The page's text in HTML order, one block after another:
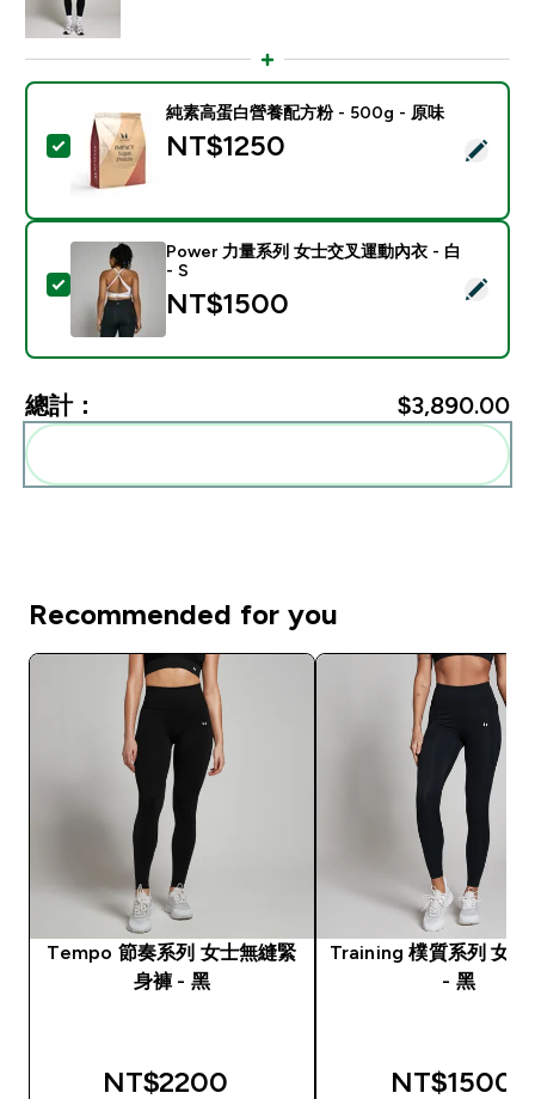
選取此商品 - 純素高蛋白營養配方粉 - 500g - 原味
純素高蛋白營養配方粉 - 500g - 原味
NT$1250‎
選取此商品 - Power 力量系列 女士交叉運動內衣 - 白 -
Power 力量系列 女士交叉運動內衣 - 白
- S
NT$1500‎
總計： $3,890.00‎
Recommended for you
Tempo 節奏系列 女士無縫緊
身褲 - 黑
NT$2200‎
Training 樸質系列 女士
- 黑
NT$1500‎